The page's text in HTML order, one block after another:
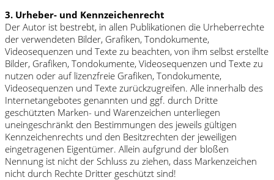
3. Urheber- und Kennzeichenrecht
Der Autor ist bestrebt, in allen Publikationen die Urheberrechte
der verwendeten Bilder, Grafiken, Tondokumente,
Videosequenzen und Texte zu beachten, von ihm selbst erstellte
Bilder, Grafiken, Tondokumente, Videosequenzen und Texte zu
nutzen oder auf lizenzfreie Grafiken, Tondokumente,
Videosequenzen und Texte zurückzugreifen. Alle innerhalb des
Internetangebotes genannten und ggf. durch Dritte
geschützten Marken- und Warenzeichen unterliegen
uneingeschränkt den Bestimmungen des jeweils gültigen
Kennzeichenrechts und den Besitzrechten der jeweiligen
eingetragenen Eigentümer. Allein aufgrund der bloßen
Nennung ist nicht der Schluss zu ziehen, dass Markenzeichen
nicht durch Rechte Dritter geschützt sind!